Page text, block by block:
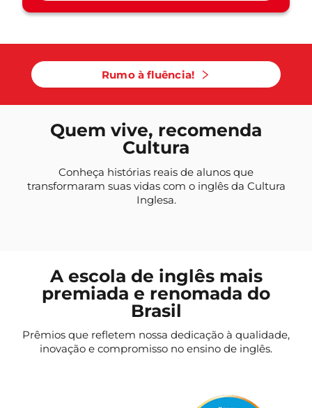
Rumo à fluência!
Quem vive, recomenda
Cultura
Conheça histórias reais de alunos que
transformaram suas vidas com o inglês da Cultura
Inglesa.
A escola de inglês mais
premiada e renomada do
Brasil
Prêmios que refletem nossa dedicação à qualidade,
inovação e compromisso no ensino de inglês.